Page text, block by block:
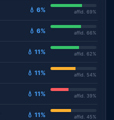
💧 6% affid. 69%
💧 6% affid. 66%
💧 11% affid. 62%
💧 11% affid. 54%
💧 11% affid. 39%
💧 11% affid. 45%